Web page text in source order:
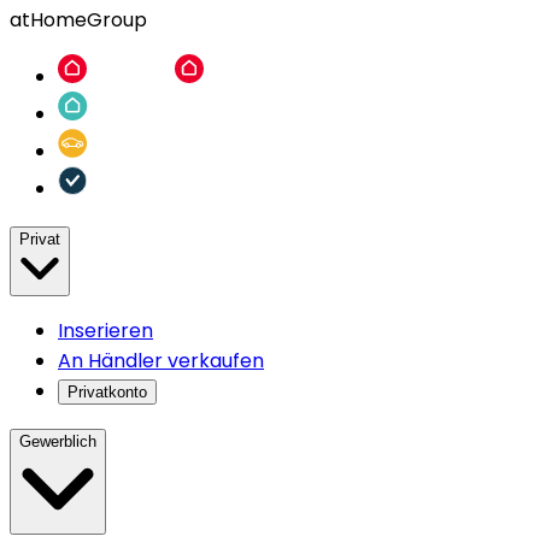
atHomeGroup
Privat
Inserieren
An Händler verkaufen
Privatkonto
Gewerblich